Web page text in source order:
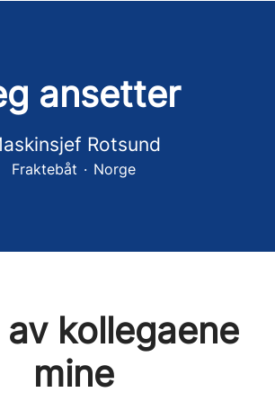
ansetter
Rotsund
Fraktebåt · Norge
kollegaene
mine